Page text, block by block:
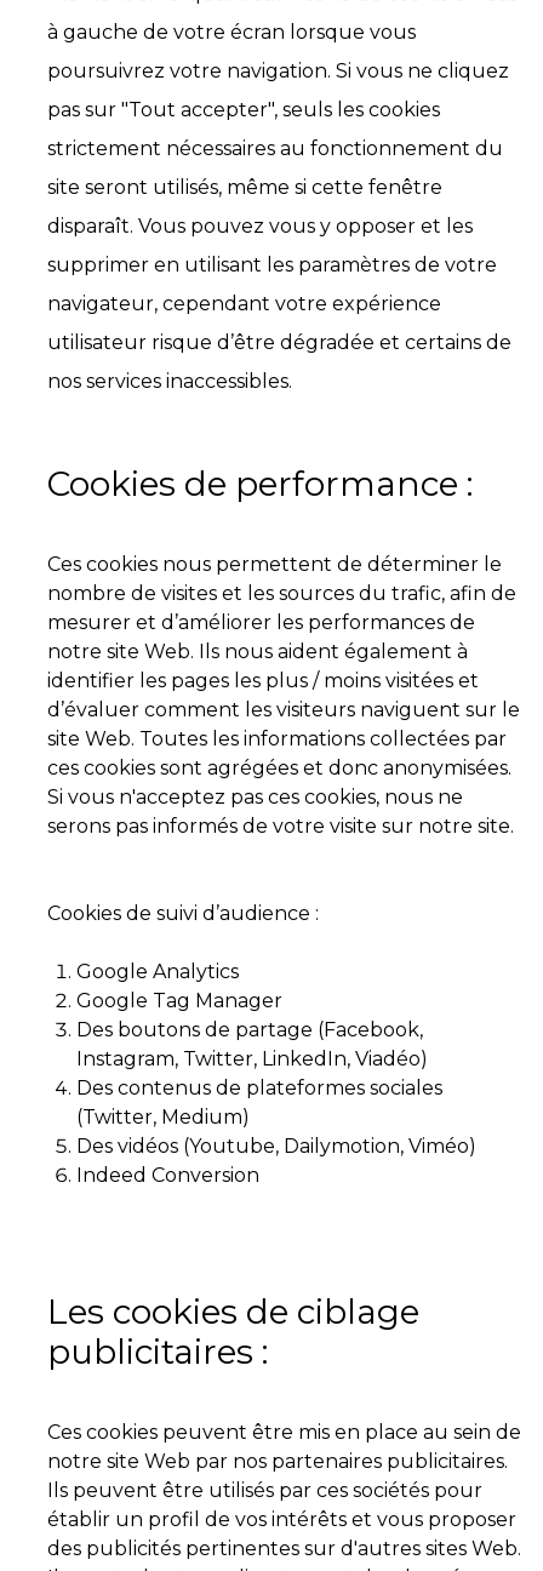
à gauche de votre écran lorsque vous
poursuivrez votre navigation. Si vous ne cliquez
pas sur "Tout accepter", seuls les cookies
strictement nécessaires au fonctionnement du
site seront utilisés, même si cette fenêtre
disparaît. Vous pouvez vous y opposer et les
supprimer en utilisant les paramètres de votre
navigateur, cependant votre expérience
utilisateur risque d’être dégradée et certains de
nos services inaccessibles.
Cookies de performance :
Ces cookies nous permettent de déterminer le
nombre de visites et les sources du trafic, afin de
mesurer et d’améliorer les performances de
notre site Web. Ils nous aident également à
identifier les pages les plus / moins visitées et
d’évaluer comment les visiteurs naviguent sur le
site Web. Toutes les informations collectées par
ces cookies sont agrégées et donc anonymisées.
Si vous n'acceptez pas ces cookies, nous ne
serons pas informés de votre visite sur notre site.
Cookies de suivi d’audience :
Google Analytics
Google Tag Manager
Des boutons de partage (Facebook,
Instagram, Twitter, LinkedIn, Viadéo)
Des contenus de plateformes sociales
(Twitter, Medium)
Des vidéos (Youtube, Dailymotion, Viméo)
Indeed Conversion
Les cookies de ciblage
publicitaires :
Ces cookies peuvent être mis en place au sein de
notre site Web par nos partenaires publicitaires.
Ils peuvent être utilisés par ces sociétés pour
établir un profil de vos intérêts et vous proposer
des publicités pertinentes sur d'autres sites Web.